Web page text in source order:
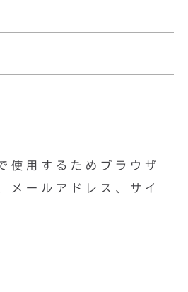
使用するためブラウザ
メールアドレス、サイ